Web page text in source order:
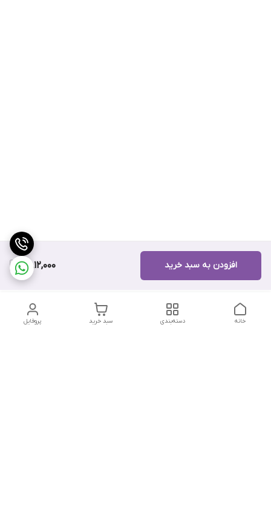
11,812,000 افزودن به سبد خرید
پروفایل سبد خرید دسته‌بندی خانه